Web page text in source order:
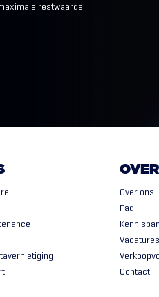
restwaarde.
Over ons
Faq
Vacatures
Contact